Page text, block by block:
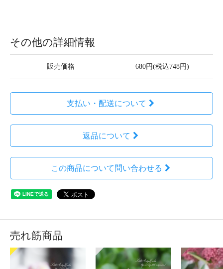
その他の詳細情報
販売価格 680円(税込748円)
支払い・配送について
返品について
この商品について問い合わせる
売れ筋商品